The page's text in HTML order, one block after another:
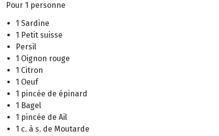
Pour 1 personne
1 Sardine
1 Petit suisse
Persil
1 Oignon rouge
1 Citron
1 Oeuf
1 pincée de épinard
1 Bagel
1 pincée de Ail
1 c. à s. de Moutarde